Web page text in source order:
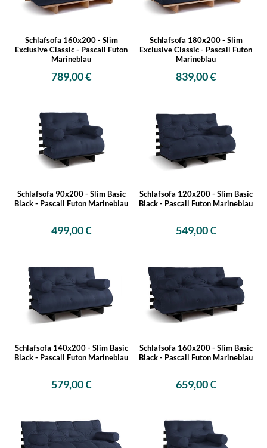
Schlafsofa 160x200 - Slim
Exclusive Classic - Pascall Futon
Marineblau
789,00 €
Schlafsofa 180x200 - Slim
Exclusive Classic - Pascall Futon
Marineblau
839,00 €
Schlafsofa 90x200 - Slim Basic
Black - Pascall Futon Marineblau
499,00 €
Schlafsofa 120x200 - Slim Basic
Black - Pascall Futon Marineblau
549,00 €
Schlafsofa 140x200 - Slim Basic
Black - Pascall Futon Marineblau
579,00 €
Schlafsofa 160x200 - Slim Basic
Black - Pascall Futon Marineblau
659,00 €